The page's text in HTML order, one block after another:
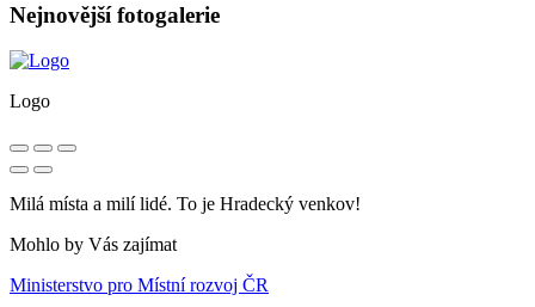
Nejnovější fotogalerie
Logo
Milá místa a milí lidé. To je Hradecký venkov!
Mohlo by Vás zajímat
Ministerstvo pro Místní rozvoj ČR